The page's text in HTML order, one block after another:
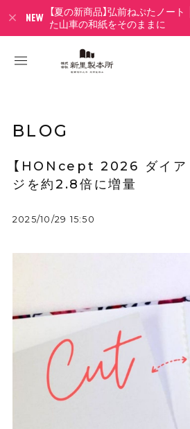
【夏の新商品】弘前ねぷたノー
た山車の和紙をそのままに
BLOG
【HONcept 2026 ダイア
ジを約2.8倍に増量
2025/10/29 15:50